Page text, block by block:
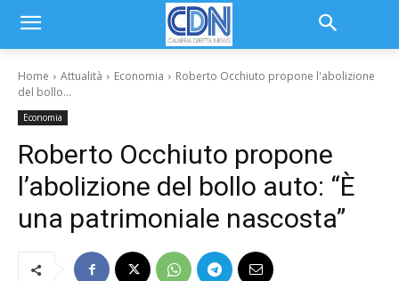
Home Attualità Economia
Roberto Occhiuto propone l'abolizione
del bollo...
Economia
Roberto Occhiuto propone
l’abolizione del bollo auto: “È
una patrimoniale nascosta”